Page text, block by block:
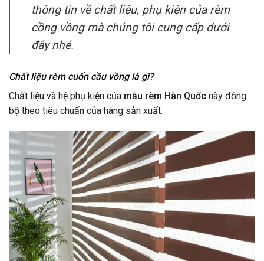
thông tin về chất liệu, phụ kiện của rèm
cồng vồng mà chúng tôi cung cấp dưới
đây nhé.
Chất liệu rèm cuốn cầu vồng là gì?
Chất liệu và hệ phụ kiện của mẫu rèm Hàn Quốc này đồng
bộ theo tiêu chuẩn của hãng sản xuất.